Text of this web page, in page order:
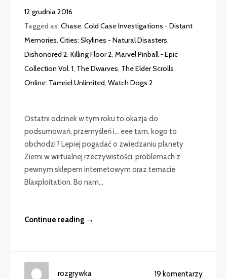
12 grudnia 2016
Tagged as:Chase: Cold Case Investigations - Distant
Memories,Cities: Skylines - Natural Disasters,
Dishonored 2,Killing Floor 2,Marvel Pinball - Epic
Collection Vol. 1, The Dwarves, The Elder Scrolls
Online: Tamriel Unlimited,Watch Dogs 2
Ostatni odcinek w tym roku to okazja do
podsumowań, przemyśleń i… eee tam, kogo to
obchodzi? Lepiej pogadać o zwiedzaniu planety
Ziemi w wirtualnej rzeczywistości, problemach z
pewnym sklepem internetowym oraz temacie
Blaxploitation. Bo nam...
Continue reading →
19 komentarzy
rozgrywka